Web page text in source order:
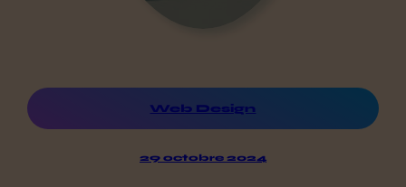
Web Design
29 octobre 2024